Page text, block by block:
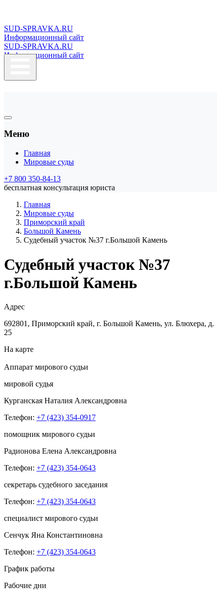
SUD-SPRAVKA.RU
Информационный сайт
SUD-SPRAVKA.RU
Информационный сайт
Меню
Главная
Мировые суды
+7 800 350-84-13
бесплатная консультация юриста
Главная
Мировые суды
Приморский край
Большой Камень
Судебный участок №37 г.Большой Камень
Судебный участок №37
г.Большой Камень
Адрес
692801, Приморский край, г. Большой Камень, ул. Блюхера, д.
25
На карте
Аппарат мирового судьи
мировой судья
Курганская Наталия Александровна
Телефон: +7 (423) 354-0917
помощник мирового судьи
Радионова Елена Александровна
Телефон: +7 (423) 354-0643
секретарь судебного заседания
Телефон: +7 (423) 354-0643
специалист мирового судьи
Сенчук Яна Константиновна
Телефон: +7 (423) 354-0643
График работы
Рабочие дни